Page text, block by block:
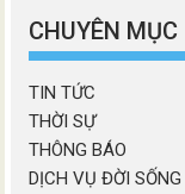
mục
CHUYÊN MỤC
TIN TỨC
THỜI SỰ
THÔNG BÁO
DỊCH VỤ ĐỜI SỐNG